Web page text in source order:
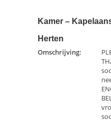
Kamer –
Herten
Omschrijving: